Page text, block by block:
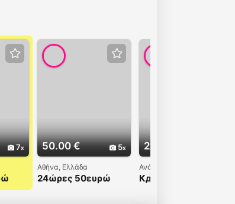
7 50.00 € 5
Αθήνα, Ελλάδα
24ώρες 50ευρώ
200.00 €
Ανάβυσσος, Ελλάδα
Кдкдкд йфк кцк